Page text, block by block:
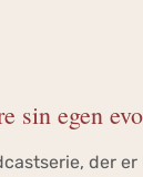
sin egen
der